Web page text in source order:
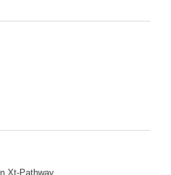
Xt-Pathway